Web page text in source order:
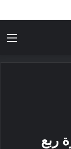
مواسم
ربع